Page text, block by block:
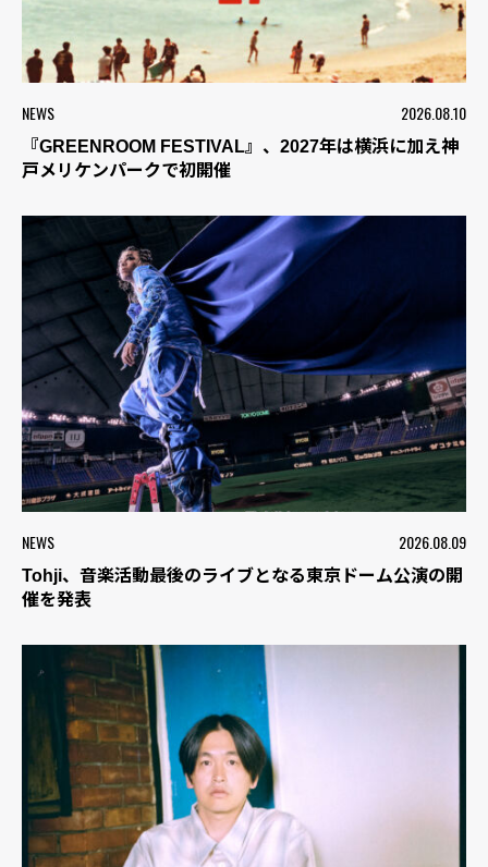
NEWS 2026.08.10
『GREENROOM FESTIVAL』、2027年は横浜に加え神
戸メリケンパークで初開催
NEWS 2026.08.09
Tohji、音楽活動最後のライブとなる東京ドーム公演の開
催を発表